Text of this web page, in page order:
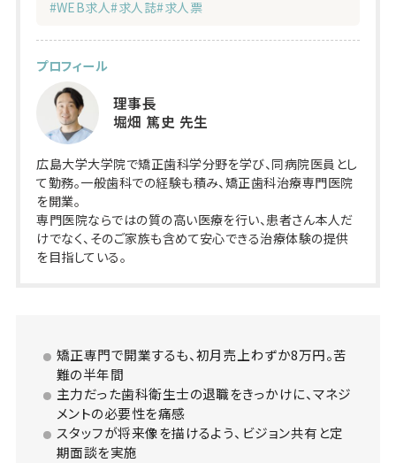
#WEB求人#求人誌#求人票
プロフィール
理事長
堀畑 篤史 先生
広島大学大学院で矯正歯科学分野を学び、同病院医員とし
て勤務。一般歯科での経験も積み、矯正歯科治療専門医院
を開業。
専門医院ならではの質の高い医療を行い、患者さん本人だ
けでなく、そのご家族も含めて安心できる治療体験の提供
を目指している。
矯正専門で開業するも、初月売上わずか8万円。苦
難の半年間
主力だった歯科衛生士の退職をきっかけに、マネジ
メントの必要性を痛感
スタッフが将来像を描けるよう、ビジョン共有と定
期面談を実施